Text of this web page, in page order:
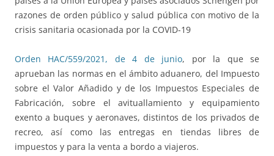
razones de orden público y salud pública con motivo de la
crisis sanitaria ocasionada por la COVID-19
Orden HAC/559/2021, de 4 de junio, por la que se
aprueban las normas en el ámbito aduanero, del Impuesto
sobre el Valor Añadido y de los Impuestos Especiales de
Fabricación, sobre el avituallamiento y equipamiento
exento a buques y aeronaves, distintos de los privados de
recreo, así como las entregas en tiendas libres de
impuestos y para la venta a bordo a viajeros.